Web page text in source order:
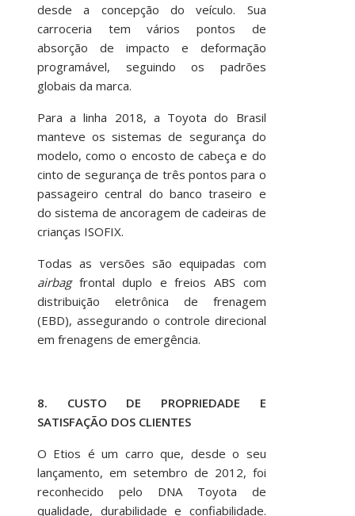
desde a concepção do veículo. Sua
carroceria tem vários pontos de
absorção de impacto e deformação
programável, seguindo os padrões
globais da marca.
Para a linha 2018, a Toyota do Brasil
manteve os sistemas de segurança do
modelo, como o encosto de cabeça e do
cinto de segurança de três pontos para o
passageiro central do banco traseiro e
do sistema de ancoragem de cadeiras de
crianças ISOFIX.
Todas as versões são equipadas com
airbagfrontal duplo e freios ABS com
distribuição eletrônica de frenagem
(EBD), assegurando o controle direcional
em frenagens de emergência.
8. CUSTO DE PROPRIEDADE E
SATISFAÇÃO DOS CLIENTES
O Etios é um carro que, desde o seu
lançamento, em setembro de 2012, foi
reconhecido pelo DNA Toyota de
qualidade, durabilidade e confiabilidade.